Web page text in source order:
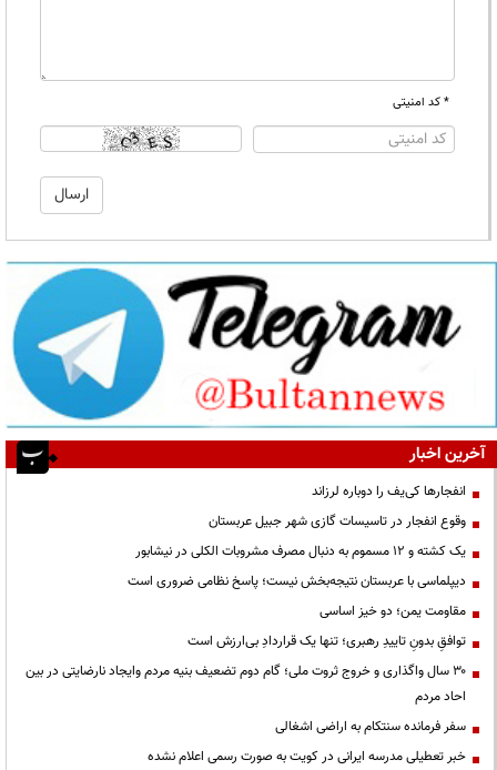
* کد امنیتی
آخرین اخبار
انفجارها کی‌یف را دوباره لرزاند
وقوع انفجار در تاسیسات گازی شهر جبیل عربستان
یک کشته و ۱۲ مسموم به دنبال مصرف مشروبات الکلی در نیشابور
دیپلماسی با عربستان نتیجه‌بخش نیست؛ پاسخ نظامی ضروری است
مقاومت یمن؛ دو خیز اساسی
توافقِ بدونِ تاییدِ رهبری؛ تنها یک قراردادِ بی‌ارزش است
۳۰ سال واگذاری و خروج ثروت ملی؛ گام دوم تضعیف بنیه مردم وایجاد نارضایتی در بین
احاد مردم
سفر فرمانده سنتکام به اراضی اشغالی
خبر تعطیلی مدرسه ایرانی در کویت به صورت رسمی اعلام نشده